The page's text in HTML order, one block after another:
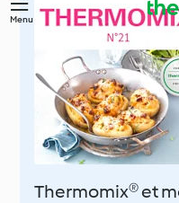
Skip
Menu
Thermomix® et